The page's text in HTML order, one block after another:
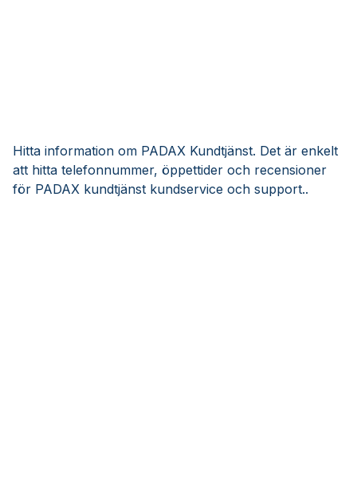
Hitta information om PADAX Kundtjänst. Det är enkelt
att hitta telefonnummer, öppettider och recensioner
för PADAX kundtjänst kundservice och support..